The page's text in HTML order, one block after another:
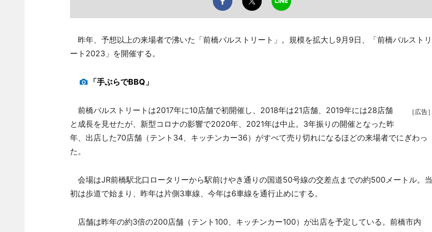
昨年、予想以上の来場者で沸いた「前橋バルストリート」。規模を拡大し9月9日、「前橋バルストリ
ート2023」を開催する。
「手ぶらでBBQ」
［広告］
前橋バルストリートは2017年に10店舗で初開催し、2018年は21店舗、2019年には28店舗
と成長を見せたが、新型コロナの影響で2020年、2021年は中止。3年振りの開催となった昨
年、出店した70店舗（テント34、キッチンカー36）がすべて売り切れになるほどの来場者でにぎわっ
た。
会場はJR前橋駅北口ロータリーから駅前けやき通りの国道50号線の交差点までの約500メートル。当
初は歩道で始まり、昨年は片側3車線、今年は6車線を通行止めにする。
店舗は昨年の約3倍の200店舗（テント100、キッチンカー100）が出店を予定している。前橋市内